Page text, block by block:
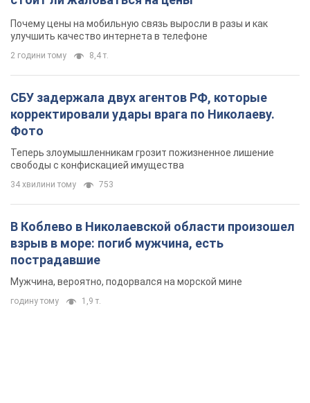
Почему цены на мобильную связь выросли в разы и как
улучшить качество интернета в телефоне
2 години тому 8,4 т.
СБУ задержала двух агентов РФ, которые
корректировали удары врага по Николаеву.
Фото
Теперь злоумышленникам грозит пожизненное лишение
свободы с конфискацией имущества
34 хвилини тому 753
В Коблево в Николаевской области произошел
взрыв в море: погиб мужчина, есть
пострадавшие
Мужчина, вероятно, подорвался на морской мине
годину тому 1,9 т.